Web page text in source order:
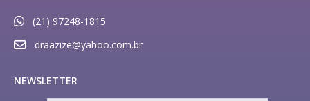
(21) 97248-1815
draazize@yahoo.com.br
NEWSLETTER